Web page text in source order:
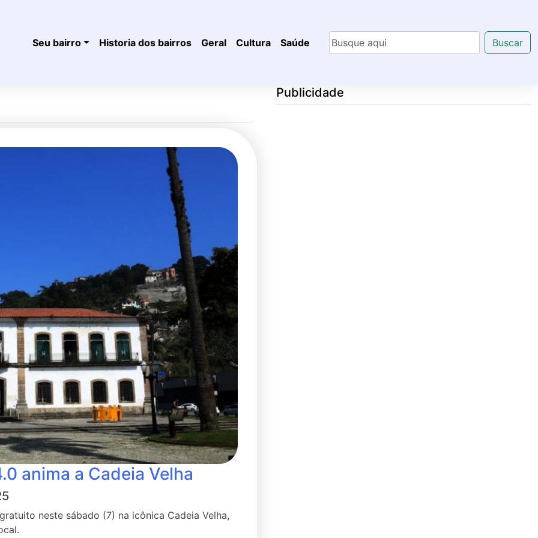
Seu bairro Historia dos bairros Geral Cultura Saúde Buscar
anima a Cadeia Velha
neste sábado (7) na icônica Cadeia Velha,
Publicidade